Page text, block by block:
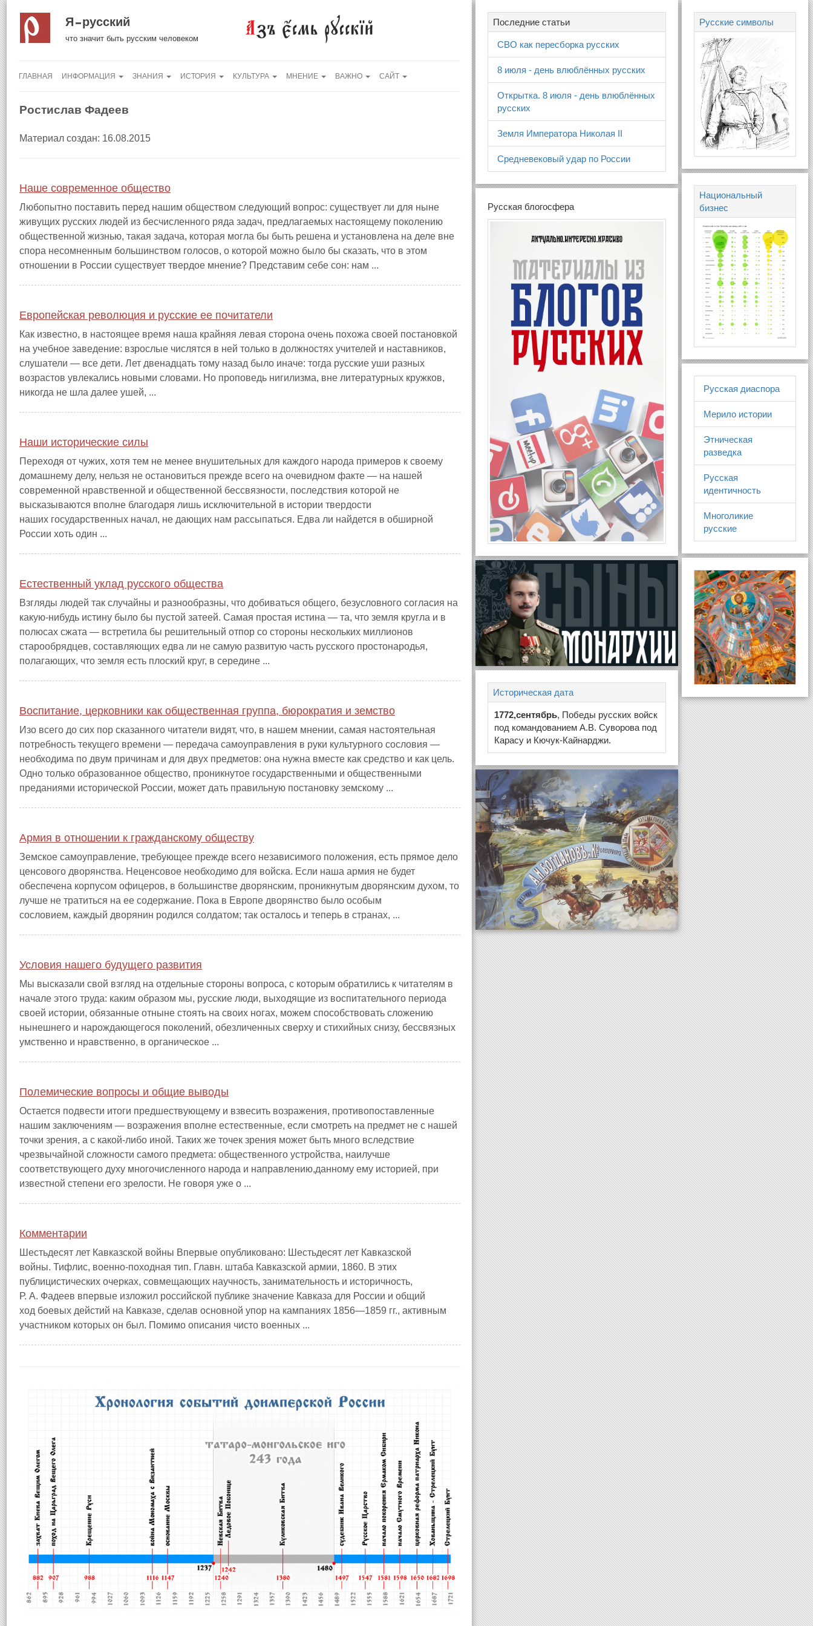
Я русский
что значит быть русским человеком
ГЛАВНАЯ ИНФОРМАЦИЯ ЗНАНИЯ ИСТОРИЯ КУЛЬТУРА МНЕНИЕ ВАЖНО САЙТ
Ростислав Фадеев
Материал создан: 16.08.2015
Наше современное общество
Любопытно поставить перед нашим обществом следующий вопрос: существует ли для ныне
живущих русских людей из бесчисленного ряда задач, предлагаемых настоящему поколению
общественной жизнью, такая задача, которая могла бы быть решена и установлена на деле вне
спора несомненным большинством голосов, о которой можно было бы сказать, что в этом
отношении в России существует твердое мнение? Представим себе сон: нам ...
Европейская революция и русские ее почитатели
Как известно, в настоящее время наша крайняя левая сторона очень похожа своей постановкой
на учебное заведение: взрослые числятся в ней только в должностях учителей и наставников,
слушатели — все дети. Лет двенадцать тому назад было иначе: тогда русские уши разных
возрастов увлекались новыми словами. Но проповедь нигилизма, вне литературных кружков,
никогда не шла далее ушей, ...
Наши исторические силы
Переходя от чужих, хотя тем не менее внушительных для каждого народа примеров к своему
домашнему делу, нельзя не остановиться прежде всего на очевидном факте — на нашей
современной нравственной и общественной бессвязности, последствия которой не
высказываются вполне благодаря лишь исключительной в истории твердости
наших государственных начал, не дающих нам рассыпаться. Едва ли найдется в обширной
России хоть один ...
Естественный уклад русского общества
Взгляды людей так случайны и разнообразны, что добиваться общего, безусловного согласия на
какую-нибудь истину было бы пустой затеей. Самая простая истина — та, что земля кругла и в
полюсах сжата — встретила бы решительный отпор со стороны нескольких миллионов
старообрядцев, составляющих едва ли не самую развитую часть русского простонародья,
полагающих, что земля есть плоский круг, в середине ...
Воспитание, церковники как общественная группа, бюрократия и земство
Изо всего до сих пор сказанного читатели видят, что, в нашем мнении, самая настоятельная
потребность текущего времени — передача самоуправления в руки культурного сословия —
необходима по двум причинам и для двух предметов: она нужна вместе как средство и как цель.
Одно только образованное общество, проникнутое государственными и общественными
преданиями исторической России, может дать правильную постановку земскому ...
Армия в отношении к гражданскому обществу
Земское самоуправление, требующее прежде всего независимого положения, есть прямое дело
ценсового дворянства. Неценсовое необходимо для войска. Если наша армия не будет
обеспечена корпусом офицеров, в большинстве дворянским, проникнутым дворянским духом, то
лучше не тратиться на ее содержание. Пока в Европе дворянство было особым
сословием, каждый дворянин родился солдатом; так осталось и теперь в странах, ...
Условия нашего будущего развития
Мы высказали свой взгляд на отдельные стороны вопроса, с которым обратились к читателям в
начале этого труда: каким образом мы, русские люди, выходящие из воспитательного периода
своей истории, обязанные отныне стоять на своих ногах, можем способствовать сложению
нынешнего и нарождающегося поколений, обезличенных сверху и стихийных снизу, бессвязных
умственно и нравственно, в органическое ...
Полемические вопросы и общие выводы
Остается подвести итоги предшествующему и взвесить возражения, противопоставленные
нашим заключениям — возражения вполне естественные, если смотреть на предмет не с нашей
точки зрения, а с какой-либо иной. Таких же точек зрения может быть много вследствие
чрезвычайной сложности самого предмета: общественного устройства, наилучше
соответствующего духу многочисленного народа и направлению,данному ему историей, при
известной степени его зрелости. Не говоря уже о ...
Комментарии
Шестьдесят лет Кавказской войны Впервые опубликовано: Шестьдесят лет Кавказской
войны. Тифлис, военно-походная тип. Главн. штаба Кавказской армии, 1860. В этих
публицистических очерках, совмещающих научность, занимательность и историчность,
Р. А. Фадеев впервые изложил российской публике значение Кавказа для России и общий
ход боевых дейстий на Кавказе, сделав основной упор на кампаниях 1856—1859 гг., активным
участником которых он был. Помимо описания чисто военных ...
Последние статьи
СВО как пересборка русских
8 июля - день влюблённых русских
Открытка. 8 июля - день влюблённых
русских
Земля Императора Николая II
Средневековый удар по России
Русская блогосфера
Историческая дата
1772,сентябрь, Победы русских войск
под командованием А.В. Суворова под
Карасу и Кючук-Кайнарджи.
Русские символы
Национальный
бизнес
Русская диаспора
Мерило истории
Этническая
разведка
Русская
идентичность
Многоликие
русские